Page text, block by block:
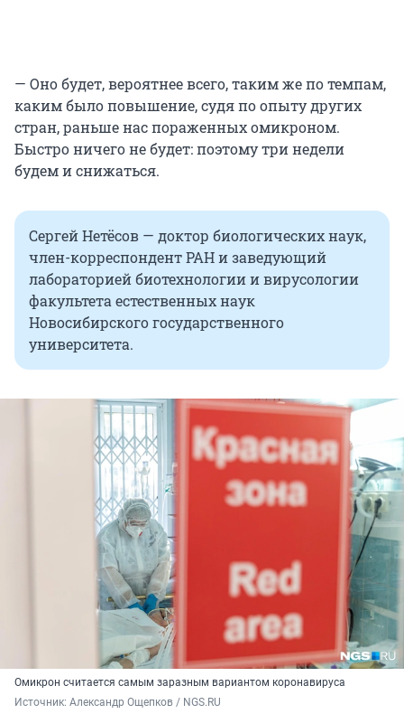
— Оно будет, вероятнее всего, таким же по темпам,
каким было повышение, судя по опыту других
стран, раньше нас пораженных омикроном.
Быстро ничего не будет: поэтому три недели
будем и снижаться.
Сергей Нетёсов — доктор биологических наук,
член-корреспондент РАН и заведующий
лабораторией биотехнологии и вирусологии
факультета естественных наук
Новосибирского государственного
университета.
Омикрон считается самым заразным вариантом коронавируса
Источник: Александр Ощепков / NGS.RU